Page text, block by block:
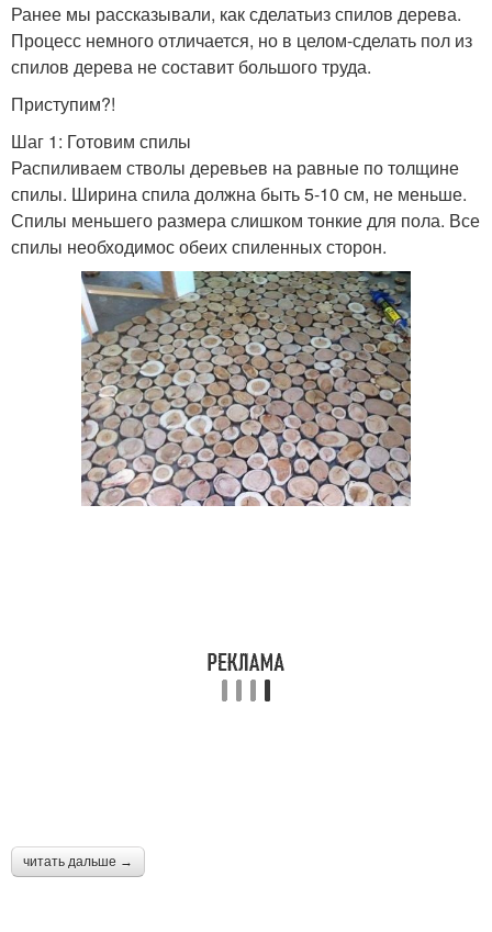
Ранее мы рассказывали, как сделатьиз спилов дерева.
Процесс немного отличается, но в целом-сделать пол из
спилов дерева не составит большого труда.
Приступим?!
Шаг 1: Готовим спилы
Распиливаем стволы деревьев на равные по толщине
спилы. Ширина спила должна быть 5-10 см, не меньше.
Спилы меньшего размера слишком тонкие для пола. Все
спилы необходимос обеих спиленных сторон.
читать дальше →